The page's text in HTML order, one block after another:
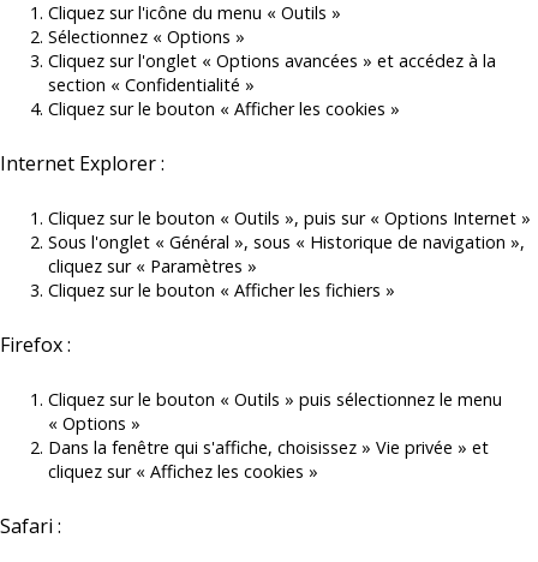
Cliquez sur l'icône du menu « Outils »
Sélectionnez « Options »
Cliquez sur l'onglet « Options avancées » et accédez à la
section « Confidentialité »
Cliquez sur le bouton « Afficher les cookies »
Internet Explorer :
Cliquez sur le bouton « Outils », puis sur « Options Internet »
Sous l'onglet « Général », sous « Historique de navigation »,
cliquez sur « Paramètres »
Cliquez sur le bouton « Afficher les fichiers »
Firefox :
Cliquez sur le bouton « Outils » puis sélectionnez le menu
« Options »
Dans la fenêtre qui s'affiche, choisissez » Vie privée » et
cliquez sur « Affichez les cookies »
Safari :